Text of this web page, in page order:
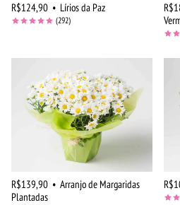
R$124,90 • Lírios da Paz
(292)
R$139,90 • Arranjo de Margaridas
Plantadas